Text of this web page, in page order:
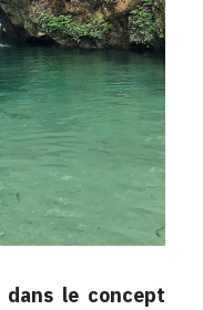
dans le concept